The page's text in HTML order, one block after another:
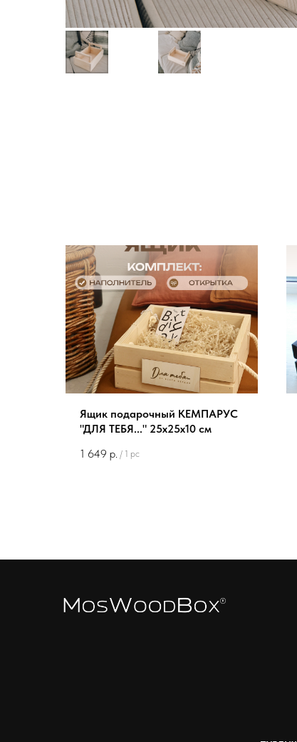
Ящик подарочный КЕМПАРУС
"ДЛЯ ТЕБЯ..." 25х25х10 см
1 649 р. / 1 pc